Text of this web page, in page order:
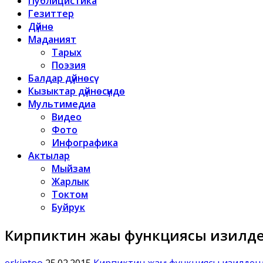
Гезиттер
Дүйнө
Маданият
Тарых
Поэзия
Балдар дүйнөсү
Кызыктар дүйнөсүндө
Мультимедиа
Видео
Фото
Инфографика
Актылар
Мыйзам
Жарлык
Токтом
Буйрук
Кирпиктин жаңы функциясы